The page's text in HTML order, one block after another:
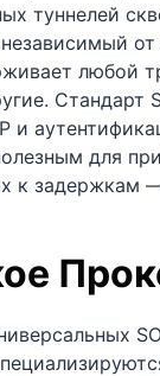
туннелей
любой
Стандарт
и
для
к задержкам